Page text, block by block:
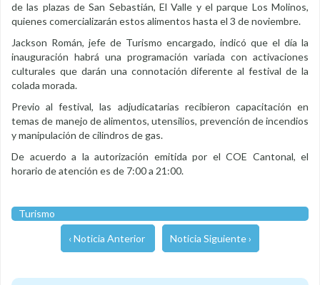
de las plazas de San Sebastián, El Valle y el parque Los Molinos,
quienes comercializarán estos alimentos hasta el 3 de noviembre.
Jackson Román, jefe de Turismo encargado, indicó que el día la
inauguración habrá una programación variada con activaciones
culturales que darán una connotación diferente al festival de la
colada morada.
Previo al festival, las adjudicatarias recibieron capacitación en
temas de manejo de alimentos, utensilios, prevención de incendios
y manipulación de cilindros de gas.
De acuerdo a la autorización emitida por el COE Cantonal, el
horario de atención es de 7:00 a 21:00.
Turismo
‹ Noticia Anterior Noticia Siguiente ›